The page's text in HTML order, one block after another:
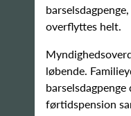
overflyttes helt.
løbende.
førtidspension